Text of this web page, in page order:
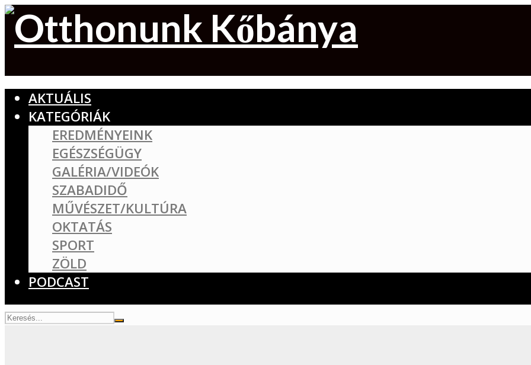
AKTUÁLIS
KATEGÓRIÁK
EREDMÉNYEINK
EGÉSZSÉGÜGY
GALÉRIA/VIDEÓK
SZABADIDŐ
MŰVÉSZET/KULTÚRA
OKTATÁS
SPORT
ZÖLD
PODCAST